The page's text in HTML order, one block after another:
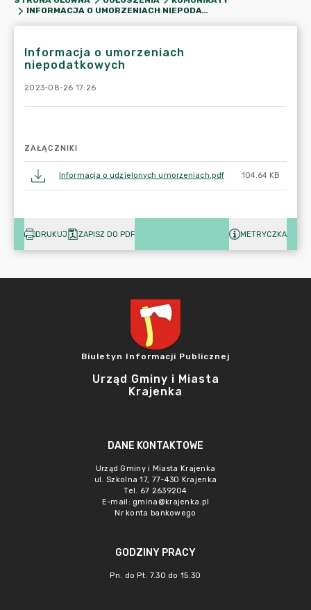
INFORMACJA O UMORZENIACH NIEPODATKOWYCH
Informacja o umorzeniach
niepodatkowych
2023-08-26 17:26
ZAŁĄCZNIKI
Informacja o udzielonych umorzeniach.pdf 104.64 KB
DRUKUJ ZAPISZ DO PDF METRYCZKA
Biuletyn Informacji Publicznej
Urząd Gminy i Miasta
Krajenka
DANE KONTAKTOWE
Urząd Gminy i Miasta Krajenka
ul. Szkolna 17, 77-430 Krajenka
Tel. 67 2639204
E-mail: gmina@krajenka.pl
Nr konta bankowego
GODZINY PRACY
Pn. do Pt. 7.30 do 15.30